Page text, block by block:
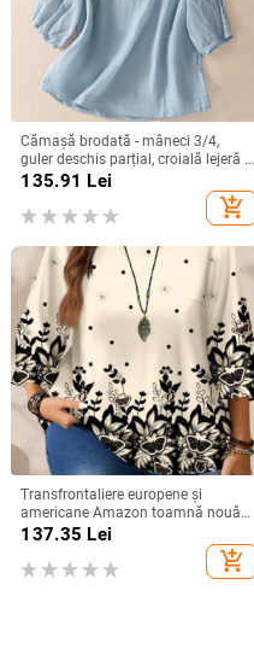
Cămașă brodată - mâneci 3/4,
guler deschis parțial, croială lejeră -
bumbac și in
135.91 Lei
add_shopping_cart
Transfrontaliere europene și
americane Amazon toamnă nouă
plus mărime femei moda
mânecă trei sferturi topuri femei
137.35 Lei
add_shopping_cart